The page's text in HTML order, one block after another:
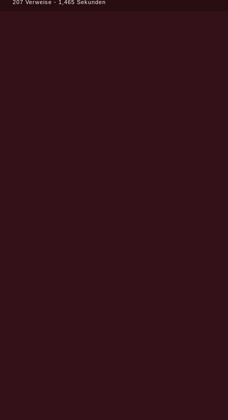
207 Verweise - 1,465 Sekunden